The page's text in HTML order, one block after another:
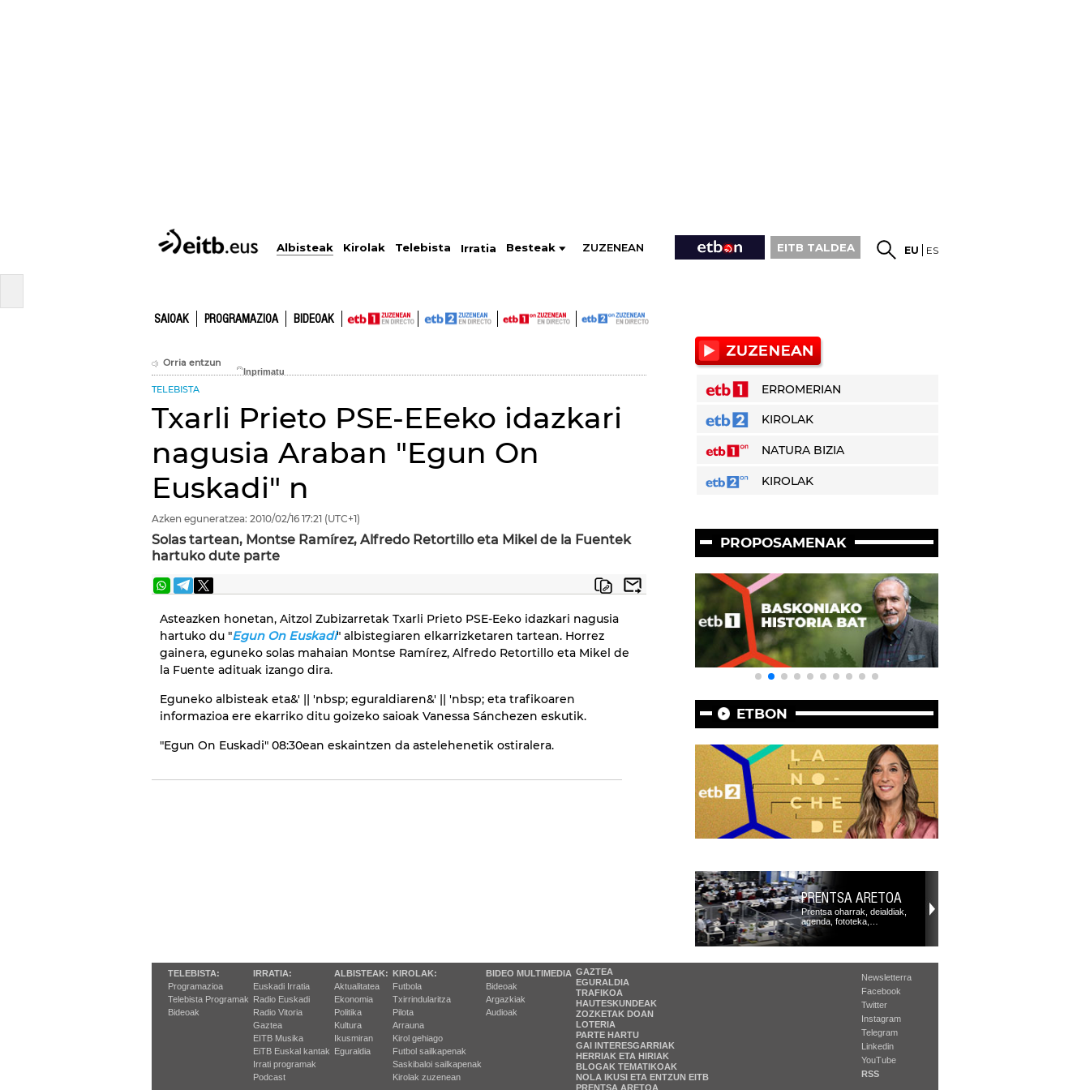
Albisteak Kirolak Telebista Irratia Besteak ZUZENEAN EITB TALDEA EU ES
SAIOAK PROGRAMAZIOA BIDEOAK
Orria entzun
TELEBISTA
Txarli Prieto PSE-EEeko idazkari
nagusia Araban "Egun On
Euskadi" n
Azken eguneratzea: 2010/02/16 17:21 (UTC+1)
Solas tartean, Montse Ramírez, Alfredo Retortillo eta Mikel de la Fuentek
hartuko dute parte
Asteazken honetan, Aitzol Zubizarretak Txarli Prieto PSE-Eeko idazkari nagusia
hartuko du "Egun On Euskadi" albistegiaren elkarrizketaren tartean. Horrez
gainera, eguneko solas mahaian Montse Ramírez, Alfredo Retortillo eta Mikel de
la Fuente adituak izango dira.
Eguneko albisteak eta&' || 'nbsp; eguraldiaren&' || 'nbsp; eta trafikoaren
informazioa ere ekarriko ditu goizeko saioak Vanessa Sánchezen eskutik.
"Egun On Euskadi" 08:30ean eskaintzen da astelehenetik ostiralera.
ERROMERIAN
KIROLAK
NATURA BIZIA
KIROLAK
PROPOSAMENAK
ETBON
PRENTSA ARETOA
Prentsa oharrak, deialdiak,
agenda, fototeka,…
TELEBISTA:
Programazioa
Telebista Programak
Bideoak
IRRATIA:
Euskadi Irratia
Radio Euskadi
Radio Vitoria
Gaztea
EITB Musika
EiTB Euskal kantak
Irrati programak
Podcast
ALBISTEAK:
Aktualitatea
Ekonomia
Politika
Kultura
Ikusmiran
Eguraldia
KIROLAK:
Futbola
Txirrindularitza
Pilota
Arrauna
Kirol gehiago
Futbol sailkapenak
Saskibaloi sailkapenak
Kirolak zuzenean
BIDEO MULTIMEDIA
Bideoak
Argazkiak
Audioak
GAZTEA
EGURALDIA
TRAFIKOA
HAUTESKUNDEAK
ZOZKETAK DOAN
LOTERIA
PARTE HARTU
GAI INTERESGARRIAK
HERRIAK ETA HIRIAK
BLOGAK TEMATIKOAK
NOLA IKUSI ETA ENTZUN EITB
PRENTSA ARETOA
Newsletterra
Facebook
Twitter
Instagram
Telegram
Linkedin
YouTube
RSS